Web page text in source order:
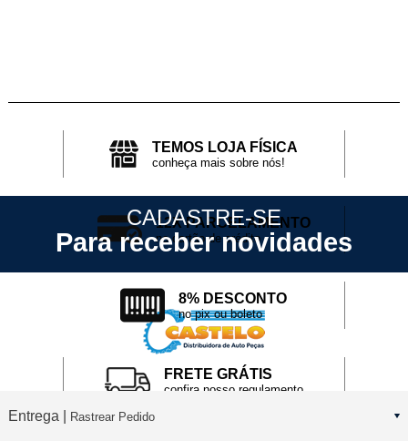
TEMOS LOJA FÍSICA
conheça mais sobre nós!
12X PARCELAMENTO
no cartão de crédito
8% DESCONTO
no pix ou boleto
FRETE GRÁTIS
confira nosso regulamento
CADASTRE-SE
Para receber novidades
Entrega | Rastrear Pedido